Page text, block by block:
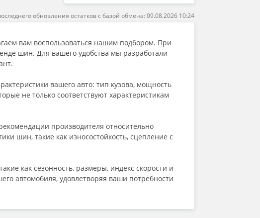
ILINK
Joyroad
Kapsen
Kumho
LANDROCK
Lanvigator
Lassa
Marshal
Massimo
Meteor
Софийская д. 112 к.2
Харченко ул., д. 41
Московское ш. 231 к.5
г. Кингисепп, 4-й проезд, д. 1
обновления остатков с базой обмена: 09.08.2026 10:24
вам воспользоваться нашим подбором. При
шин. Для вашего удобства мы разработали
вашего авто: тип кузова, мощность
не только соответствуют характеристикам
производителя относительно
шин, такие как износостойкость, сцепление с
как сезонность, размеры, индекс скорости и
автомобиля, удовлетворяя ваши потребности